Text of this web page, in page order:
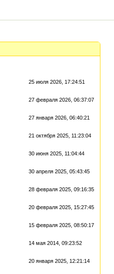
25 июля 2026, 17:24:51
27 февраля 2026, 06:37:07
27 января 2026, 06:40:21
21 октября 2025, 11:23:04
30 июня 2025, 11:04:44
30 апреля 2025, 05:43:45
28 февраля 2025, 09:16:35
20 февраля 2025, 15:27:45
15 февраля 2025, 08:50:17
14 мая 2014, 09:23:52
20 января 2025, 12:21:14